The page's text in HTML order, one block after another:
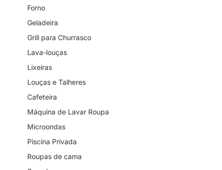
Forno
Geladeira
Grill para Churrasco
Lava-louças
Lixeiras
Louças e Talheres
Cafeteira
Máquina de Lavar Roupa
Microondas
Piscina Privada
Roupas de cama